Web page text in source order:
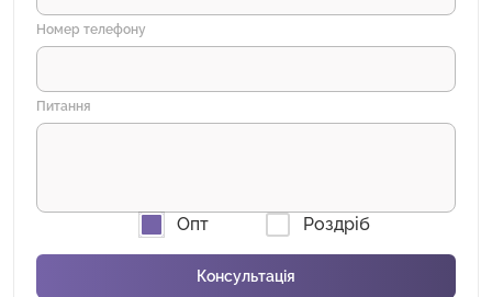
Номер телефону
Питання
Опт Роздріб